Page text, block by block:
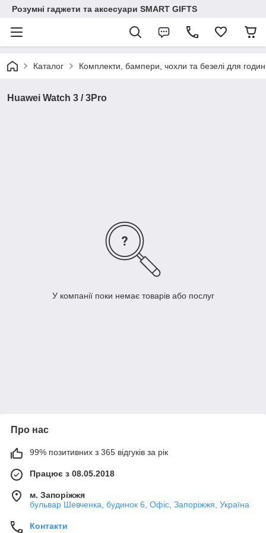
Розумні гаджети та аксесуари SMART GIFTS
Каталог Комплекти, бампери, чохли та безелі для
Huawei Watch 3 / 3Pro
У компанії поки немає товарів або послуг
Про нас
99% позитивних з 365 відгуків за рік
Працює з 08.05.2018
м. Запоріжжя
бульвар Шевченка, будинок 6, Офіс, Запоріжжя, Україна
Контакти